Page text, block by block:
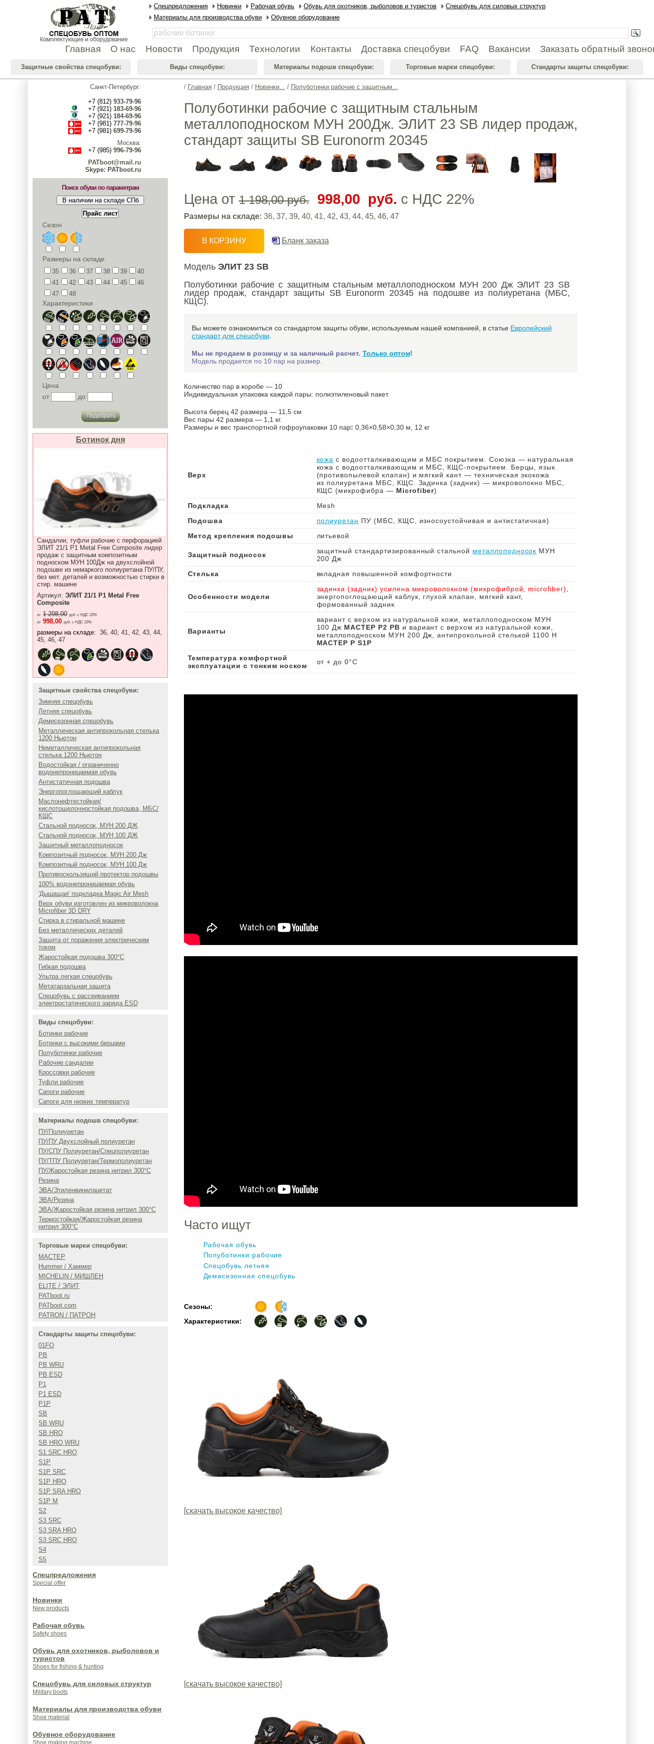
Санкт-Петербург:
+7 (812)933-79-96
+7 (921)183-69-96
+7 (921)184-69-96
+7 (981)777-79-96
+7 (981)699-79-96
Москва:
+7 (985)996-79-96
PATboot@mail.ru
Skype: PATboot.ru
Поиск обуви по параметрам
Сезон
Размеры на складе
35 36 37 38 39
40
41
42 43 44 45
46
47
48
Характеристики
Цена
от
до
Ботинок дня
Сандалии, туфли рабочие с перфорацией
ЭЛИТ 21/1 P1 Metal Free Composite лидер
продаж с защитным композитным
подноском МУН 100Дж на двухслойной
подошве из немаркого полиуретана ПУ/ПУ,
без мет. деталей и возможностью стирки в
стир. машине
Артикул:ЭЛИТ 21/1 P1 Metal Free
Composite
от 1 298,00 руб. с НДС 22%
от 998,00 руб. с НДС 22%
размеры на складе: 36, 40, 41, 42, 43, 44,
45, 46, 47
Защитные свойства спецобуви:
Зимняя спецобувь
Летняя спецобувь
Демисезонная спецобувь
Металлическая антипрокольная стелька
1200 Ньютон
Неметаллическая антипрокольная
стелька 1200 Ньютон
Водостойкая / ограниченно
водонепроницаемая обувь
Антистатичная подошва
Энергопоглощающий каблук
Маслонефтестойкая/
кислотощелочностойкая подошва, МБС/
КЩС
Стальной подносок, МУН 200 ДЖ
Стальной подносок, МУН 100 ДЖ
Защитный металлоподносок
Композитный подносок, МУН 200 Дж
Композитный подносок, МУН 100 Дж
Противоскользящий протектор подошвы
100% водонепроницаемая обувь
'Дышащая' подкладка Magic Air Mesh
Верх обуви изготовлен из микроволокна
Microfiber 3D DRY
Стирка в стиральной машине
Без металлических деталей
Защита от поражения электрическим
током
Жаростойкая подошва 300°C
Гибкая подошва
Ультра легкая спецобувь
Метатарзальная защита
Спецобувь с рассеиванием
электростатического заряда ESD
Виды спецобуви:
Ботинки рабочие
Ботинки с высокими берцами
Полуботинки рабочие
Рабочие сандалии
Кроссовки рабочие
Туфли рабочие
Сапоги рабочие
Сапоги для низких температур
Материалы подошв спецобуви:
ПУ/Полиуретан
ПУ/ПУ Двухслойный полиуретан
ПУ/СПУ Полиуретан/Спецполиуретан
ПУ/ТПУ Полиуретан/Термополиуретан
ПУ/Жаростойкая резина нитрил 300°C
Резина
ЭВА/Этиленвинилацетат
ЭВА/Резина
ЭВА/Жаростойкая резина нитрил 300°C
Термостойкая/Жаростойкая резина
нитрил 300°C
Торговые марки спецобуви:
МАСТЕР
Hummer / Хаммер
MICHELIN / МИШЛЕН
ELITE / ЭЛИТ
PATboot.ru
PATboot.com
PATRON / ПАТРОН
Стандарты защиты спецобуви:
01FO
PB
PB WRU
PB ESD
P1
P1 ESD
P1P
SB
SB WRU
SB HRO
SB HRO WRU
S1 SRC HRO
S1P
S1P SRC
S1P HRO
S1P SRA HRO
S1P M
S2
S3 SRC
S3 SRA HRO
S3 SRC HRO
S4
S5
Спецпредложения
Special offer
Новинки
New products
Рабочая обувь
Safety shoes
Обувь для охотников, рыболовов и
туристов
Shoes for fishing & hunting
Спецобувь для силовых структур
Military boots
Материалы для производства обуви
Shoe material
Обувное оборудование
Shoe making machine
/ Главная/ Продукция/ Новинки... / Полуботинки рабочие с защитным...
Полуботинки рабочие с защитным стальным
металлоподноском МУН 200Дж. ЭЛИТ 23 SB лидер продаж,
стандарт защиты SB Euronorm 20345
Цена от1 198,00 руб. 998,00 руб. с НДС 22%
Размеры на складе: 36, 37, 39, 40, 41, 42, 43, 44, 45, 46, 47
В КОРЗИНУ Бланк заказа
Модель ЭЛИТ 23 SB
Полуботинки рабочие с защитным стальным металлоподноском МУН 200 Дж ЭЛИТ 23 SB
лидер продаж, стандарт защиты SB Euronorm 20345 на подошве из полиуретана (МБС,
КЩС).
Вы можете ознакомиться со стандартом защиты обуви, используемым нашей компанией, в статье Европейский
стандарт для спецобуви
Мы не продаем в розницу и за наличный расчет. Только оптом!
Модель продается по 10 пар на размер.
Количество пар в коробе — 10
Индивидуальная упаковка каждой пары: полиэтиленовый пакет.
Высота берец 42 размера — 11,5 см
Вес пары 42 размера — 1,1 кг.
Размеры и вес транспортной гофроупаковки 10 пар: 0,36×0,58×0,30 м, 12 кг
Верх
кожа с водоотталкивающим и МБС покрытием. Союзка — натуральная
кожа с водоотталкивающим и МБС, КЩС-покрытием. Берцы, язык
(противопылевой клапан) и мягкий кант — техническая экокожа
из полиуретана МБС, КЩС. Задинка (задник) — микроволокно МБС,
КЩС (микрофибра — Microfiber)
Подкладка
Mesh
Подошва
полиуретан ПУ (МБС, КЩС, износоустойчивая и антистатичная)
Метод крепления подошвы
литьевой
Защитный подносок защитный стандартизированный стальной металлоподносок МУН
200 Дж
Стелька
вкладная повышенной комфортности
Особенности модели
задинка (задник) усилена микроволокном (микрофиброй, microfiber)
энергопоглощающий каблук, глухой клапан, мягкий кант,
формованный задник
Варианты
вариант с верхом из натуральной кожи, металлоподноском МУН
100 Дж MACTEP P2 PB и вариант с верхом из натуральной кожи,
металлоподноском МУН 200 Дж, антипрокольной стелькой 1100 Н
МАСТЕР P S1P
Температура комфортной
эксплуатации с тонким носком
от + до 0°C
Часто ищут
Рабочая обувь
Полуботинки рабочие
Спецобувь летняя
Демисезонная спецобувь
Сезоны:
Характеристики:
[скачать высокое качество]
[скачать высокое качество]
Спецпредложения Новинки Рабочая обувь Обувь для охотников, рыболовов и туристов
Спецобувь для силовых структур
Материалы для производства обуви
Обувное оборудование
Главная О нас Новости Продукция Технологии Контакты Доставка спецобуви FAQ Вакансии Заказать обратный
Защитные свойства спецобуви: Виды спецобуви: Материалы подошв спецобуви: Торговые марки спецобуви: Стандарты защиты спецобуви: